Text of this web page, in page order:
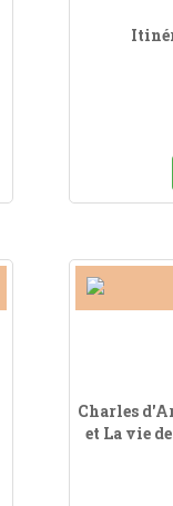
Charles
et La vie